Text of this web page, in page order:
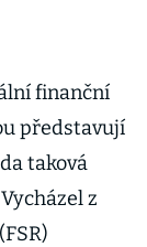
finanční
představují
taková
z